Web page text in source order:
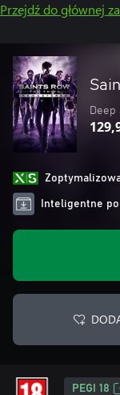
Przejdź do głównej
Inteligentne
PEGI 18